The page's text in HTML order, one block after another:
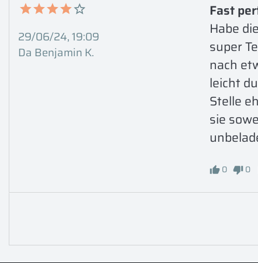
29/06/24, 19:09
Da Benjamin K.
Fast
Habe
super
nach
leicht
Stelle
sie
0 0